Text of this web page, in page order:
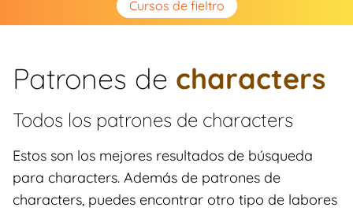
Cursos de fieltro
Patrones de characters
Todos los patrones de characters
Estos son los mejores resultados de búsqueda
para characters. Además de patrones de
characters, puedes encontrar otro tipo de labores